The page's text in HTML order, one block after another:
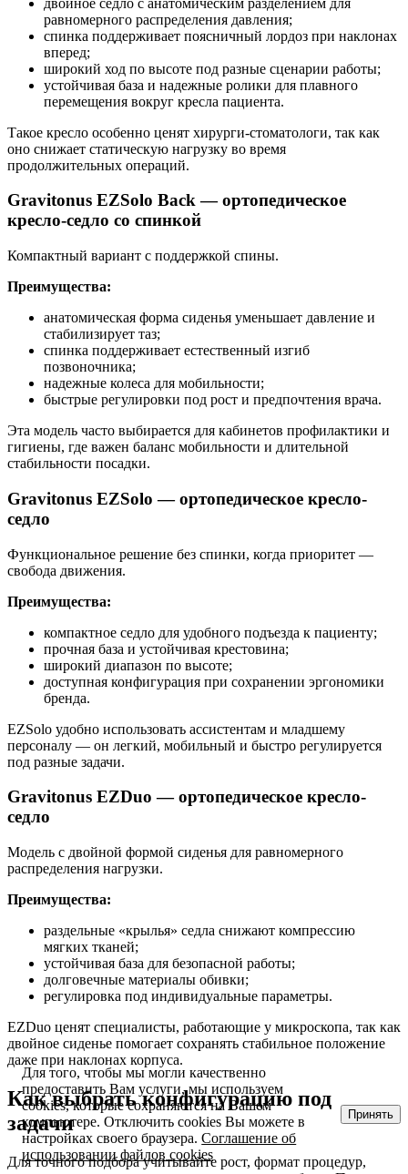
равномерного распределения давления;
спинка поддерживает поясничный лордоз при наклонах
вперед;
широкий ход по высоте под разные сценарии работы;
устойчивая база и надежные ролики для плавного
перемещения вокруг кресла пациента.
Такое кресло особенно ценят хирурги-стоматологи, так как
оно снижает статическую нагрузку во время
продолжительных операций.
Gravitonus EZSolo Back — ортопедическое
кресло-седло со спинкой
Компактный вариант с поддержкой спины.
Преимущества:
анатомическая форма сиденья уменьшает давление и
стабилизирует таз;
спинка поддерживает естественный изгиб
позвоночника;
надежные колеса для мобильности;
быстрые регулировки под рост и предпочтения врача.
Эта модель часто выбирается для кабинетов профилактики и
гигиены, где важен баланс мобильности и длительной
стабильности посадки.
Gravitonus EZSolo — ортопедическое кресло-
седло
Функциональное решение без спинки, когда приоритет —
свобода движения.
Преимущества:
компактное седло для удобного подъезда к пациенту;
прочная база и устойчивая крестовина;
широкий диапазон по высоте;
доступная конфигурация при сохранении эргономики
бренда.
EZSolo удобно использовать ассистентам и младшему
персоналу — он легкий, мобильный и быстро регулируется
под разные задачи.
Gravitonus EZDuo — ортопедическое кресло-
седло
Модель с двойной формой сиденья для равномерного
распределения нагрузки.
Преимущества:
раздельные «крылья» седла снижают компрессию
мягких тканей;
устойчивая база для безопасной работы;
долговечные материалы обивки;
регулировка под индивидуальные параметры.
EZDuo ценят специалисты, работающие у микроскопа, так как
двойное сиденье помогает сохранять стабильное положение
даже при наклонах корпуса.
Как выбрать конфигурацию под
задачи
Для точного подбора учитывайте рост, формат процедур,
Для того, чтобы мы могли качественно
предоставить Вам услуги, мы используем
cookies, которые сохраняются на Вашем
компьютере. Отключить cookies Вы можете в
настройках своего браузера.Соглашение об
использовании файлов cookies
Принять